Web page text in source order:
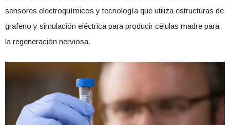
sensores electroquímicos y tecnología que utiliza estructuras de
grafeno y simulación eléctrica para producir células madre para
la regeneración nerviosa.